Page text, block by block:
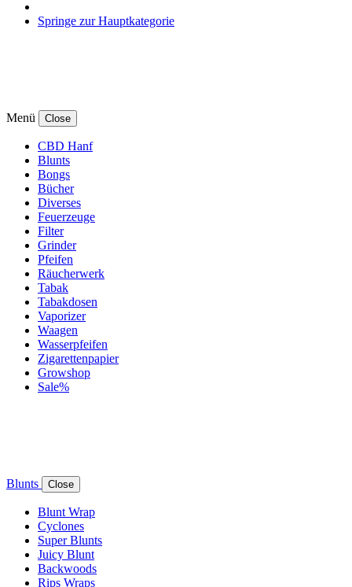
Springe zur Hauptkategorie
Menü Close
CBD Hanf
Blunts
Bongs
Bücher
Diverses
Feuerzeuge
Filter
Grinder
Pfeifen
Räucherwerk
Tabak
Tabakdosen
Vaporizer
Waagen
Wasserpfeifen
Zigarettenpapier
Growshop
Sale%
Blunts Close
Blunt Wrap
Cyclones
Super Blunts
Juicy Blunt
Backwoods
Rips Wraps